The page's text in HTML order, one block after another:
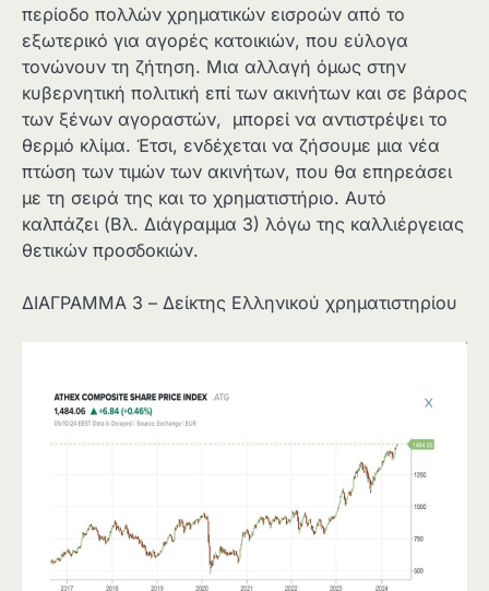
περίοδο πολλών χρηματικών εισροών από το
εξωτερικό για αγορές κατοικιών, που εύλογα
τονώνουν τη ζήτηση. Μια αλλαγή όμως στην
κυβερνητική πολιτική επί των ακινήτων και σε βάρος
των ξένων αγοραστών, μπορεί να αντιστρέψει το
θερμό κλίμα. Έτσι, ενδέχεται να ζήσουμε μια νέα
πτώση των τιμών των ακινήτων, που θα επηρεάσει
με τη σειρά της και το χρηματιστήριο. Αυτό
καλπάζει (Βλ. Διάγραμμα 3) λόγω της καλλιέργειας
θετικών προσδοκιών.
ΔΙΑΓΡΑΜΜΑ 3 – Δείκτης Ελληνικού χρηματιστηρίου